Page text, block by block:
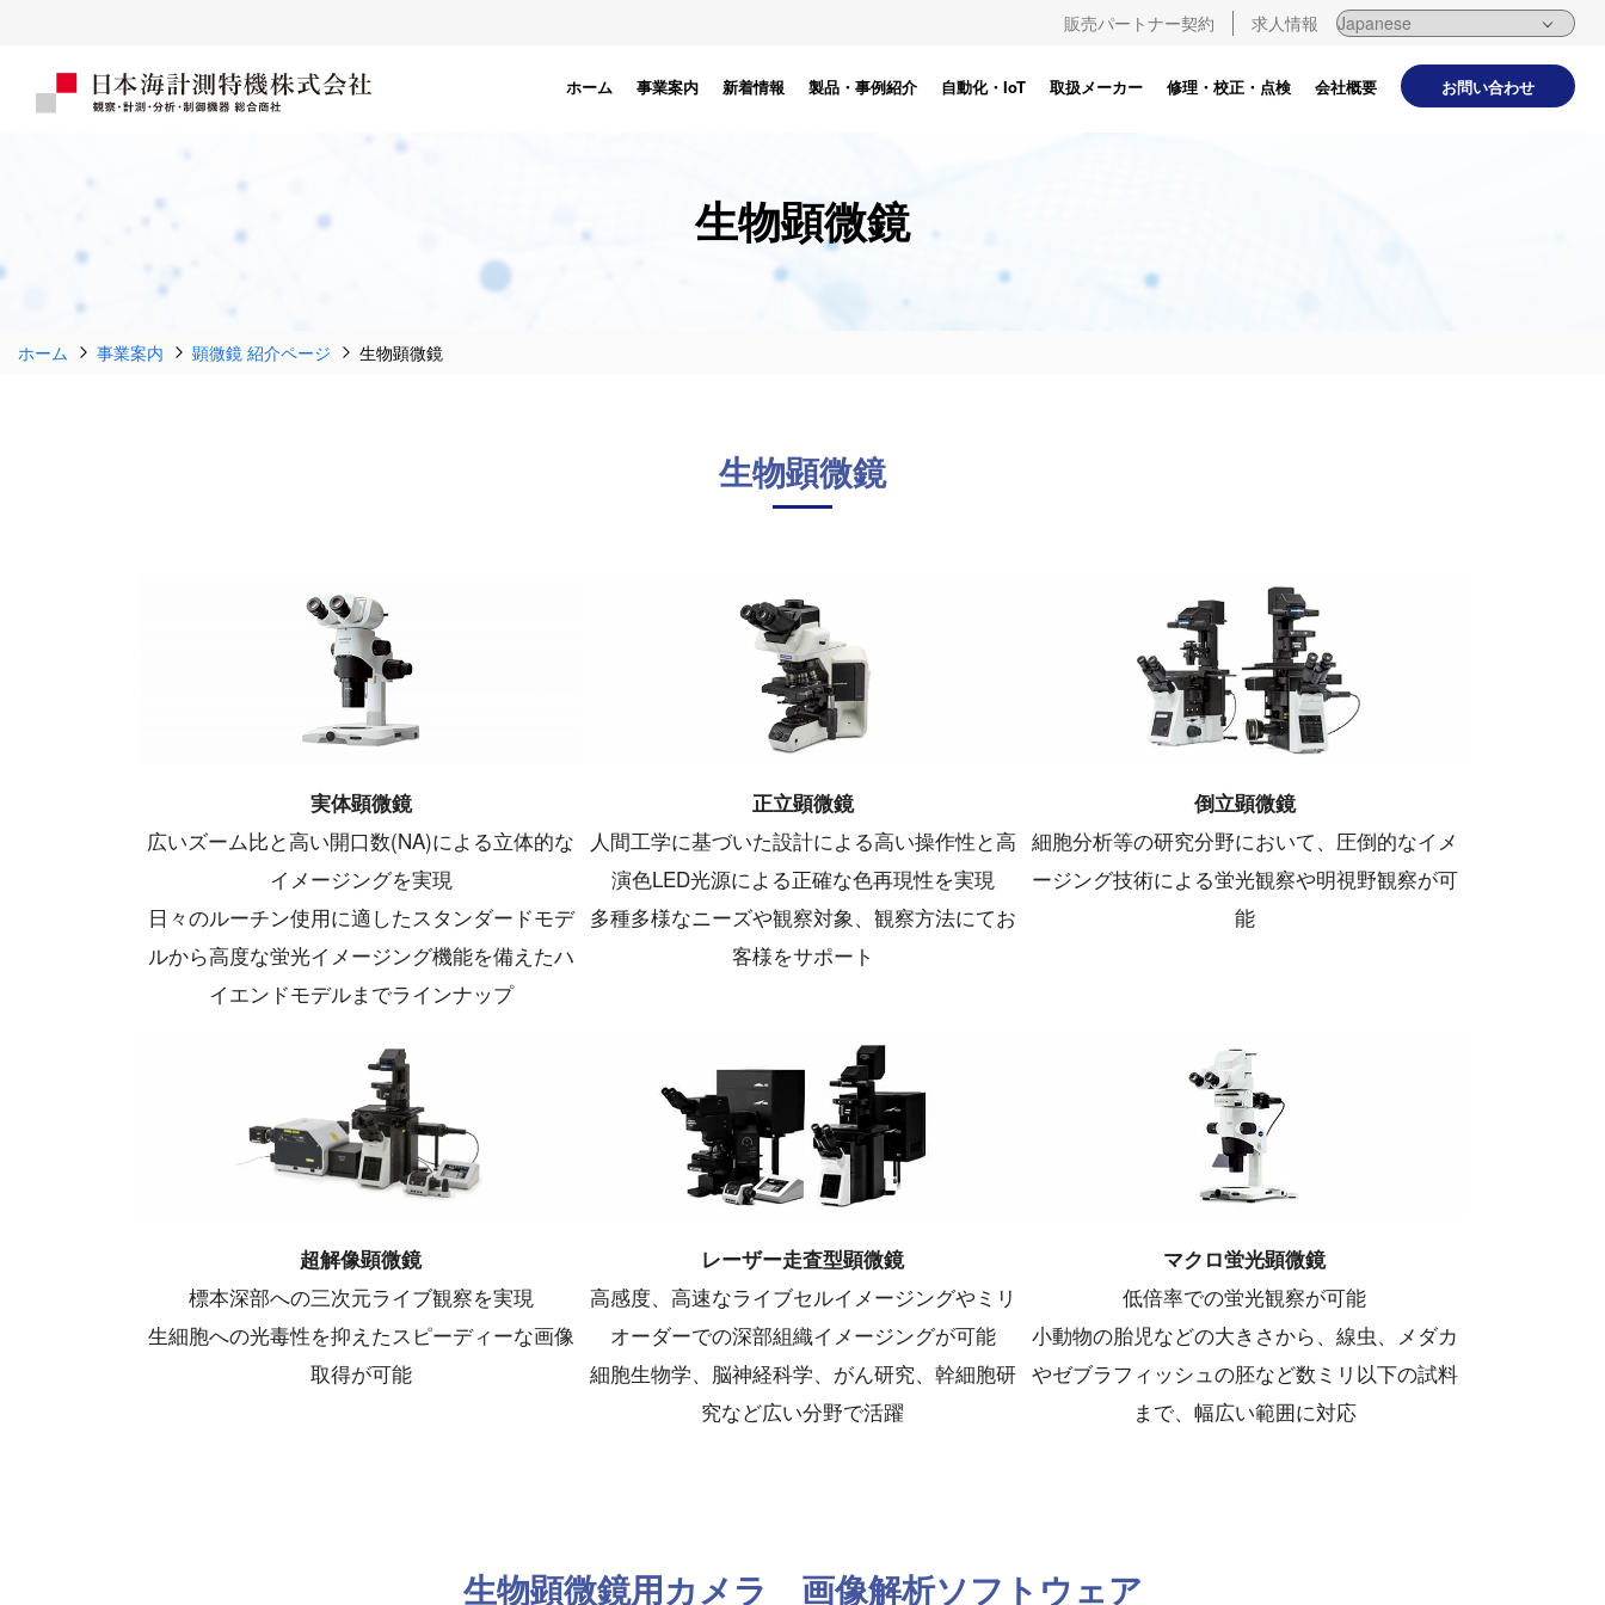
販売パートナー契約 求人情報
ホーム 事業案内 新着情報 製品・事例紹介 自動化・IoT 取扱メーカー 修理・校正・点検 会社概要 お問い合わせ
生物顕微鏡
ホーム 事業案内 顕微鏡 紹介ページ 生物顕微鏡
生物顕微鏡
実体顕微鏡
広いズーム比と高い開口数(NA)による立体的な
イメージングを実現
日々のルーチン使用に適したスタンダードモデ
ルから高度な蛍光イメージング機能を備えたハ
イエンドモデルまでラインナップ
正立顕微鏡
人間工学に基づいた設計による高い操作性と高
演色LED光源による正確な色再現性を実現
多種多様なニーズや観察対象、観察方法にてお
客様をサポート
倒立顕微鏡
細胞分析等の研究分野において、圧倒的なイメ
ージング技術による蛍光観察や明視野観察が可
能
超解像顕微鏡
標本深部への三次元ライブ観察を実現
生細胞への光毒性を抑えたスピーディーな画像
取得が可能
レーザー走査型顕微鏡
高感度、高速なライブセルイメージングやミリ
オーダーでの深部組織イメージングが可能
細胞生物学、脳神経科学、がん研究、幹細胞研
究など広い分野で活躍
マクロ蛍光顕微鏡
低倍率での蛍光観察が可能
小動物の胎児などの大きさから、線虫、メダカ
やゼブラフィッシュの胚など数ミリ以下の試料
まで、幅広い範囲に対応
生物顕微鏡用カメラ 画像解析ソフトウェア